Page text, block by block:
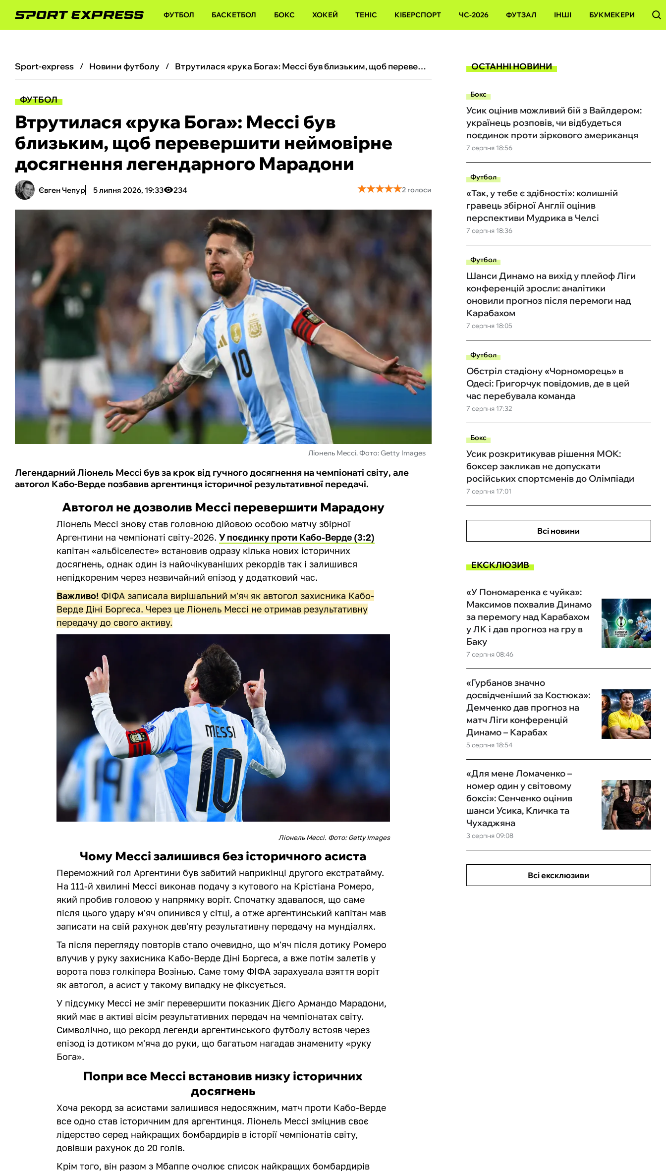
ФУТБОЛ БАСКЕТБОЛ БОКС ХОКЕЙ ТЕНІС КІБЕРСПОРТ ЧС-2026 ФУТЗАЛ ІНШІ БУКМЕКЕРИ
sport-express новини футболу Втрутилася «рука Бога‎»: Мессі був близьким, щоб перевершити неймовірне досягнення легендарного Марадони
ФУТБОЛ
Втрутилася «рука Бога‎»: Мессі був
близьким, щоб перевершити неймовірне
досягнення легендарного Марадони
Євген Чепур 5 липня 2026, 19:33 234 ★★★★★
★★★★★2 голоси
Ліонель Мессі. Фото: Getty Images
Легендарний Ліонель Мессі був за крок від гучного досягнення на чемпіонаті світу, але
автогол Кабо-Верде позбавив аргентинця історичної результативної передачі.
Автогол не дозволив Мессі перевершити Марадону
Ліонель Мессі знову став головною дійовою особою матчу збірної
Аргентини на чемпіонаті світу-2026.У поєдинку проти Кабо-Верде (3:2)
капітан «альбіселесте» встановив одразу кілька нових історичних
досягнень, однак один із найочікуваніших рекордів так і залишився
непідкореним через незвичайний епізод у додатковий час.
Важливо! ФІФА записала вирішальний м'яч як автогол захисника Кабо-
Верде Діні Боргеса. Через це Ліонель Мессі не отримав результативну
передачу до свого активу.
Ліонель Мессі. Фото: Getty Images
Чому Мессі залишився без історичного асиста
Переможний гол Аргентини був забитий наприкінці другого екстратайму.
На 111-й хвилині Мессі виконав подачу з кутового на Крістіана Ромеро,
який пробив головою у напрямку воріт. Спочатку здавалося, що саме
після цього удару м'яч опинився у сітці, а отже аргентинський капітан мав
записати на свій рахунок дев'яту результативну передачу на мундіалях.
Та після перегляду повторів стало очевидно, що м'яч після дотику Ромеро
влучив у руку захисника Кабо-Верде Діні Боргеса, а вже потім залетів у
ворота повз голкіпера Возінью. Саме тому ФІФА зарахувала взяття воріт
як автогол, а асист у такому випадку не фіксується.
У підсумку Мессі не зміг перевершити показник Дієго Армандо Марадони,
який має в активі вісім результативних передач на чемпіонатах світу.
Символічно, що рекорд легенди аргентинського футболу встояв через
епізод із дотиком м'яча до руки, що багатьом нагадав знамениту «руку
Бога».
Попри все Мессі встановив низку історичних
досягнень
Хоча рекорд за асистами залишився недосяжним, матч проти Кабо-Верде
все одно став історичним для аргентинця. Ліонель Мессі зміцнив своє
лідерство серед найкращих бомбардирів в історії чемпіонатів світу,
довівши рахунок до 20 голів.
Крім того, він разом з Мбаппе очолює список найкращих бомбардирів
ОСТАННІ НОВИНИ
Бокс
7 серпня 18:56
Усик оцінив можливий бій з Вайлдером:
українець розповів, чи відбудеться
поєдинок проти зіркового американця
Футбол
7 серпня 18:36
«Так, у тебе є здібності»: колишній
гравець збірної Англії оцінив
перспективи Мудрика в Челсі
Футбол
7 серпня 18:05
Шанси Динамо на вихід у плейоф Ліги
конференцій зросли: аналітики
оновили прогноз після перемоги над
Карабахом
Футбол
7 серпня 17:32
Обстріл стадіону «Чорноморець» в
Одесі: Григорчук повідомив, де в цей
час перебувала команда
Бокс
7 серпня 17:01
Усик розкритикував рішення МОК:
боксер закликав не допускати
російських спортсменів до Олімпіади
Всі новини
ЕКСКЛЮЗИВ
7 серпня 08:46
«У Пономаренка є чуйка»:
Максимов похвалив Динамо
за перемогу над Карабахом
у ЛК і дав прогноз на гру в
Баку
5 серпня 18:54
«Гурбанов значно
досвідченіший за Костюка»:
Демченко дав прогноз на
матч Ліги конференцій
Динамо – Карабах
3 серпня 09:08
«Для мене Ломаченко –
номер один у світовому
боксі»: Сенченко оцінив
шанси Усика, Кличка та
Чухаджяна
Всі ексклюзиви